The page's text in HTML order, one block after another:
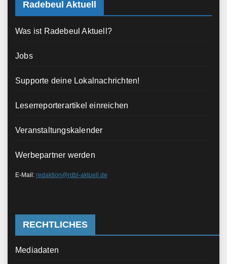
Radebeul Aktuell
Was ist Radebeul Aktuell?
Jobs
Supporte deine Lokalnachrichten!
Leserreporterartikel einreichen
Veranstaltungskalender
Werbepartner werden
E-Mail: redaktion@rdbl-aktuell.de
RECHTLICHES
Mediadaten